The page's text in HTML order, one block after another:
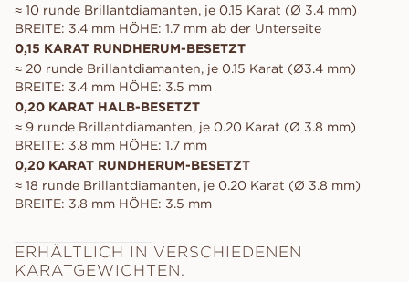
≈ 10 runde Brillantdiamanten, je 0.15 Karat (Ø 3.4 mm)
BREITE: 3.4 mm HÖHE: 1.7 mm ab der Unterseite
0,15 KARAT RUNDHERUM-BESETZT
≈ 20 runde Brillantdiamanten, je 0.15 Karat (Ø3.4 mm)
BREITE: 3.4 mm HÖHE: 3.5 mm
0,20 KARAT HALB-BESETZT
≈ 9 runde Brillantdiamanten, je 0.20 Karat (Ø 3.8 mm)
BREITE: 3.8 mm HÖHE: 1.7 mm
0,20 KARAT RUNDHERUM-BESETZT
≈ 18 runde Brillantdiamanten, je 0.20 Karat (Ø 3.8 mm)
BREITE: 3.8 mm HÖHE: 3.5 mm
ERHÄLTLICH IN VERSCHIEDENEN
KARATGEWICHTEN.